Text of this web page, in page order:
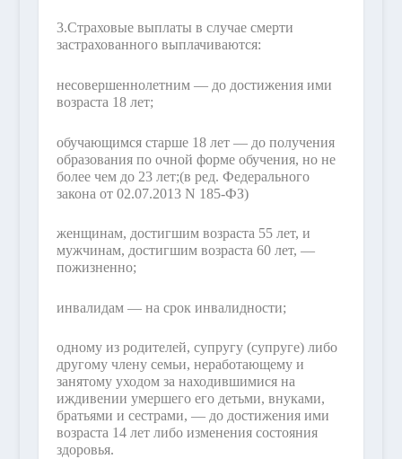
3.Страховые выплаты в случае смерти
застрахованного выплачиваются:
несовершеннолетним — до достижения ими
возраста 18 лет;
обучающимся старше 18 лет — до получения
образования по очной форме обучения, но не
более чем до 23 лет;(в ред. Федерального
закона от 02.07.2013 N 185-ФЗ)
женщинам, достигшим возраста 55 лет, и
мужчинам, достигшим возраста 60 лет, —
пожизненно;
инвалидам — на срок инвалидности;
одному из родителей, супругу (супруге) либо
другому члену семьи, неработающему и
занятому уходом за находившимися на
иждивении умершего его детьми, внуками,
братьями и сестрами, — до достижения ими
возраста 14 лет либо изменения состояния
здоровья.